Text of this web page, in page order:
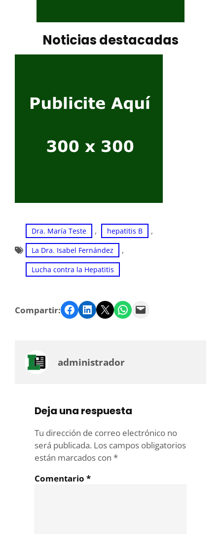
Noticias destacadas
Dra. María Teste , hepatitis B ,
La Dra. Isabel Fernández ,
Lucha contra la Hepatitis
Compartir: Facebook LinkedIn Twitter WhatsApp Email
administrador
Deja una respuesta
Tu dirección de correo electrónico no
será publicada. Los campos obligatorios
están marcados con *
Comentario *